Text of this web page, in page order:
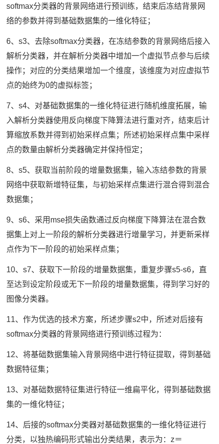
softmax分类器的背景网络进行预训练，结束后冻结背景网
络的参数并得到基础数据集的一维化特征；
6、s3、去除softmax分类器，在冻结参数的背景网络后接入
解析分类器，并在解析分类器中增加一个虚拟节点参与后续
操作；对应的分类结果增加一个维度，该维度为对应虚拟节
点的始终为0的虚拟标签；
7、s4、对基础数据集的一维化特征进行随机维度拓展，输
入解析分类器使用反向梯度下降算法进行重对齐，结束后计
算缩放系数并得到初始采样点集；所述初始采样点集中采样
点的数量由解析分类器确定并保持恒定；
8、s5、获取当前阶段的增量数据集，输入冻结参数的背景
网络中获取新增特征集，与初始采样点集进行混合得到混合
数据集；
9、s6、采用mse损失函数通过反向梯度下降算法在混合数
据集上对上一阶段的解析分类器进行增量学习，并更新采样
点作为下一阶段的初始采样点集；
10、s7、获取下一阶段的增量数据集，重复步骤s5-s6，直
至达到设定阶段或无下一阶段的增量数据集，得到学习好的
图像分类器。
11、作为优选的技术方案，所述步骤s2中，所述对后接有
softmax分类器的背景网络进行预训练过程为：
12、将基础数据集输入背景网络中进行特征提取，得到基础
数据特征集；
13、对基础数据特征集进行特征一维扁平化，得到基础数据
集的一维化特征；
14、后接的softmax分类器对基础数据集的一维化特征进行
分类，以独热编码形式输出分类结果，表示为：z＝